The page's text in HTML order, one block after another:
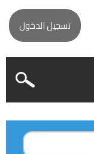
تسجيل الدخول